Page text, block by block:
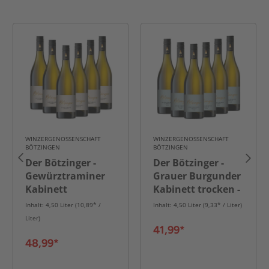
WINZERGENOSSENSCHAFT
BÖTZINGEN
Der Bötzinger -
Gewürztraminer
Kabinett
feinfruchtig - 6er
Karton
Inhalt: 4,50 Liter (10,89* /
Liter)
48,99*
WINZERGENOSSENSCHAFT
BÖTZINGEN
Der Bötzinger -
Grauer Burgunder
Kabinett trocken -
6er Karton
Inhalt: 4,50 Liter (9,33* / Liter)
41,99*